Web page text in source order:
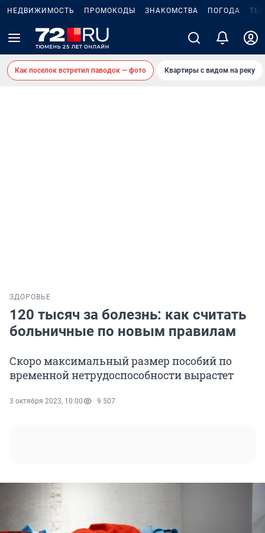
НЕДВИЖИМОСТЬ ПРОМОКОДЫ ЗНАКОМСТВА ПОГОДА
Как поселок встретил паводок — фото Квартиры с видом на реку
ЗДОРОВЬЕ
120 тысяч за болезнь: как считать
больничные по новым правилам
Скоро максимальный размер пособий по
временной нетрудоспособности вырастет
3 октября 2023, 10:00 9 507